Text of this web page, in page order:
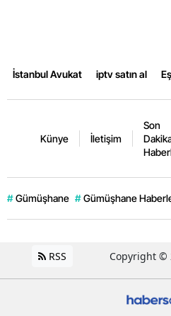
İstanbul Avukat iptv satın al
Künye İletişim
Son
# Gümüşhane # Gümüşhane
RSS Copyright ©